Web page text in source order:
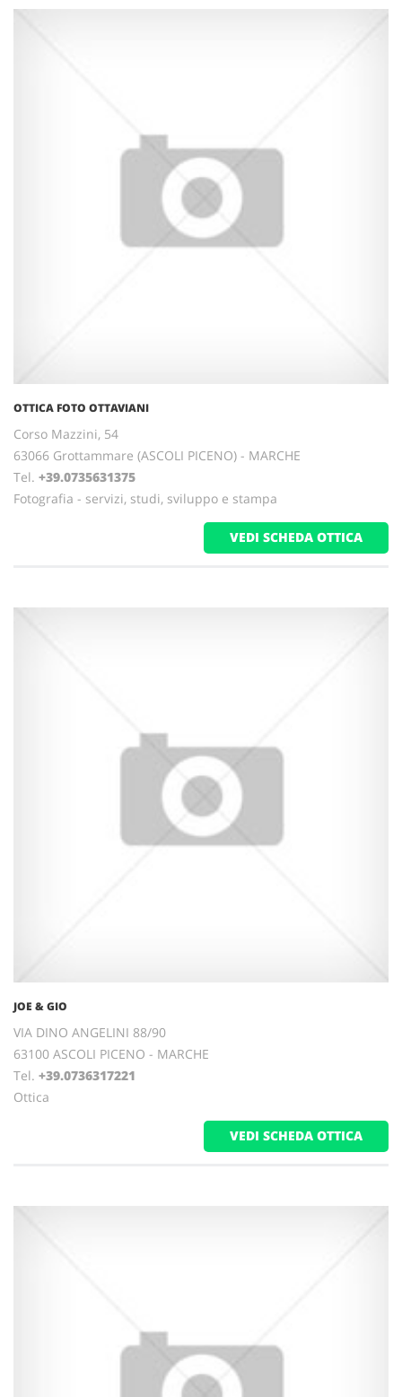
OTTICA FOTO OTTAVIANI
Corso Mazzini, 54
63066 Grottammare (ASCOLI PICENO) - MARCHE
Tel. +39.0735631375
Fotografia - servizi, studi, sviluppo e stampa
VEDI SCHEDA OTTICA
JOE & GIO
VIA DINO ANGELINI 88/90
63100 ASCOLI PICENO - MARCHE
Tel. +39.0736317221
Ottica
VEDI SCHEDA OTTICA